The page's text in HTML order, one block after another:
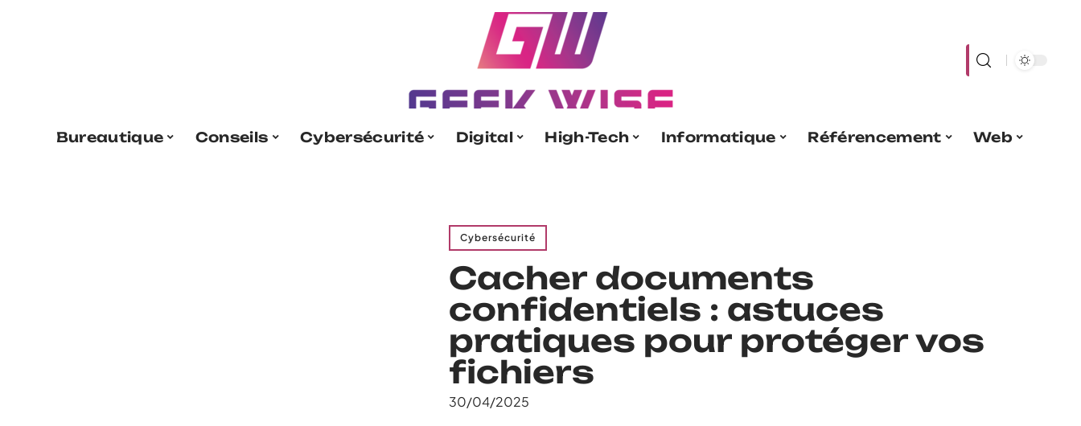
Bureautique Conseils Cybersécurité Digital High-Tech Informatique Référencement Web
Cybersécurité
Cacher documents
confidentiels : astuces
pratiques pour protéger vos
fichiers
30/04/2025